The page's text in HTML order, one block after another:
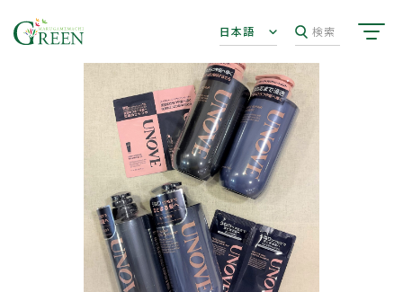
日本語 検索